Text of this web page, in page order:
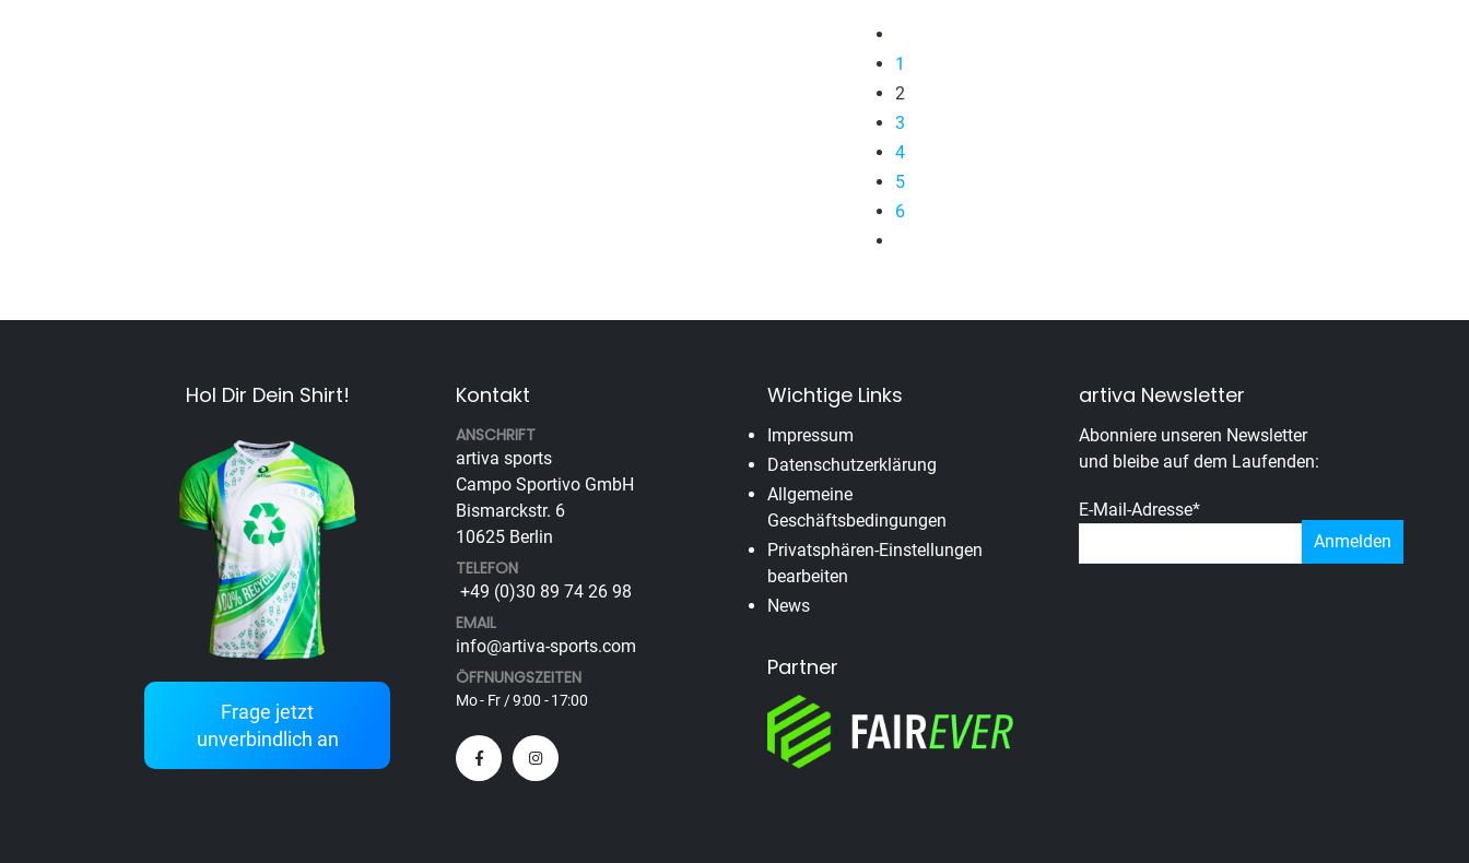
1
2
3
4
5
6
Hol Dir Dein Shirt!
Frage jetzt
unverbindlich an
Kontakt
ANSCHRIFT
artiva sports
Campo Sportivo GmbH
Bismarckstr. 6
10625 Berlin
TELEFON
+49 (0)30 89 74 26 98
EMAIL
info@artiva-sports.com
ÖFFNUNGSZEITEN
Mo - Fr / 9:00 - 17:00
Wichtige Links
Impressum
Datenschutzerklärung
Allgemeine
Geschäftsbedingungen
Privatsphären-Einstellungen
bearbeiten
News
Partner
artiva Newsletter
Abonniere unseren Newsletter
und bleibe auf dem Laufenden:
E-Mail-Adresse*